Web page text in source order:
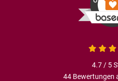
4.7 / 5
44 Bewertungen